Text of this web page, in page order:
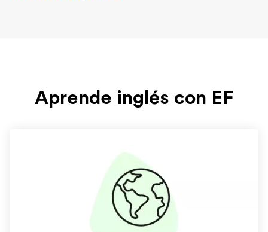
Aprende inglés con EF